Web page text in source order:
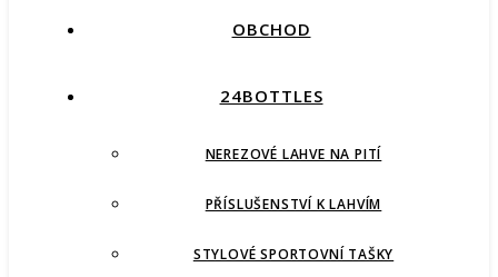
OBCHOD
24BOTTLES
NEREZOVÉ LAHVE NA PITÍ
PŘÍSLUŠENSTVÍ K LAHVÍM
STYLOVÉ SPORTOVNÍ TAŠKY